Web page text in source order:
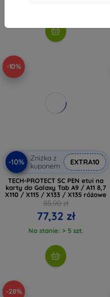
-10%
-10%
Zniżka z
kuponem
EXTRA10
TECH-PROTECT SC PEN etui na
karty do Galaxy Tab A9 / A11 8,7
X110 / X115 / X133 / X135 różowe
85,90 zł
77,32 zł
Na stanie: > 5 szt.
-28%